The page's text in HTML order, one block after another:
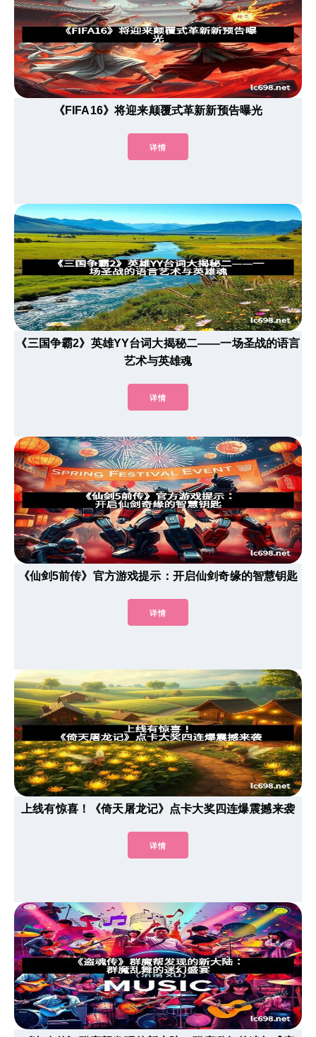
《FIFA16》将迎来颠覆式革新新预告曝光
详情
《三国争霸2》英雄YY台词大揭秘二——一场圣战的语言
艺术与英雄魂
详情
《仙剑5前传》官方游戏提示：开启仙剑奇缘的智慧钥匙
详情
上线有惊喜！《倚天屠龙记》点卡大奖四连爆震撼来袭
详情